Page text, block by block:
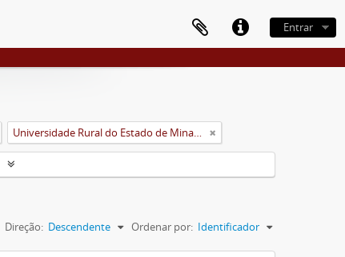
Entrar
Universidade Rural do Estado de Minas Gerais (Uremg)
Ordenar por: Identificador
Direção: Descendente